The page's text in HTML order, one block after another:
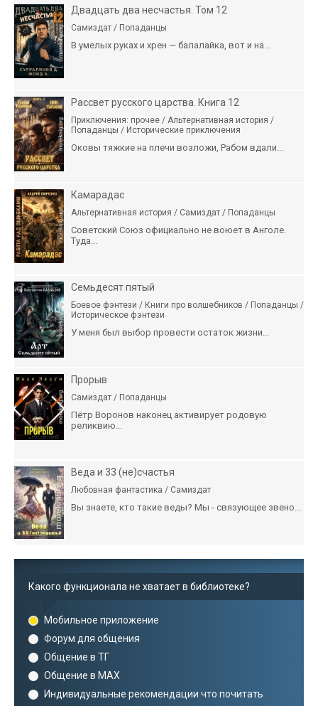
Двадцать два несчастья. Том 12
Самиздат / Попаданцы
В умелых руках и хрен — балалайка, вот и на...
Рассвет русского царства. Книга 12
Приключения: прочее / Альтернативная история /
Попаданцы / Исторические приключения
Оковы тяжкие на плечи возложи, Рабом вдали...
Камарадас
Альтернативная история / Самиздат / Попаданцы
Советский Союз официально не воюет в Анголе.
Туда...
Семьдесят пятый
Боевое фэнтези / Книги про волшебников / Попаданцы /
Историческое фэнтези
У меня был выбор провести остаток жизни...
Прорыв
Самиздат / Попаданцы
Пётр Воронов наконец активирует родовую
реликвию...
Веда и 33 (не)счастья
Любовная фантастика / Самиздат
Вы знаете, кто такие веды? Мы - связующее звено...
Какого функционала не хватает в библиотеке?
Мобильное приложение
Форум для общения
Общение в ТГ
Общение в MAX
Индивидуальные рекомендации что почитать